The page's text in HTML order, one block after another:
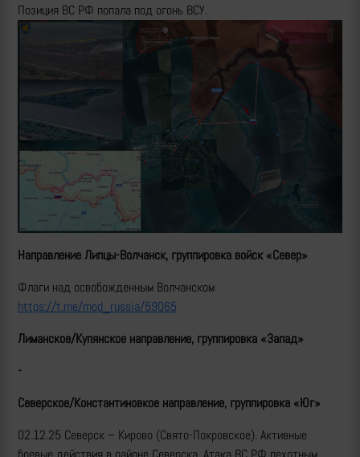
Позиция ВС РФ попала под огонь ВСУ.
Направление Липцы-Волчанск, группировка войск «Север»
Флаги над освобожденным Волчанском
https://t.me/mod_russia/59065
Лиманское/Купянское направление, группировка «Запад»
-
Северское/Константиновкое направление, группировка «Юг»
02.12.25 Северск – Кирово (Свято-Покровское). Активные